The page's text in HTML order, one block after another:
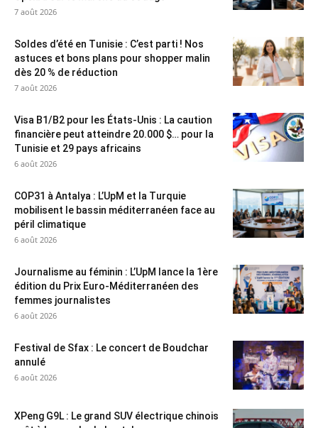
7 août 2026
Soldes d’été en Tunisie : C’est parti ! Nos
astuces et bons plans pour shopper malin
dès 20 % de réduction
7 août 2026
Visa B1/B2 pour les États-Unis : La caution
financière peut atteindre 20.000 $… pour la
Tunisie et 29 pays africains
6 août 2026
COP31 à Antalya : L’UpM et la Turquie
mobilisent le bassin méditerranéen face au
péril climatique
6 août 2026
Journalisme au féminin : L’UpM lance la 1ère
édition du Prix Euro-Méditerranéen des
femmes journalistes
6 août 2026
Festival de Sfax : Le concert de Boudchar
annulé
6 août 2026
XPeng G9L : Le grand SUV électrique chinois